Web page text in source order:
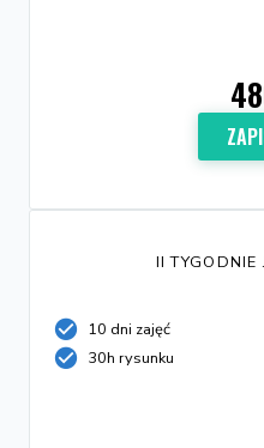
II
10 dni zajęć
30h rysunku